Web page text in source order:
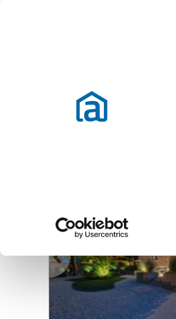
Case e appartamenti in affitto in tutta
Affitto Roma